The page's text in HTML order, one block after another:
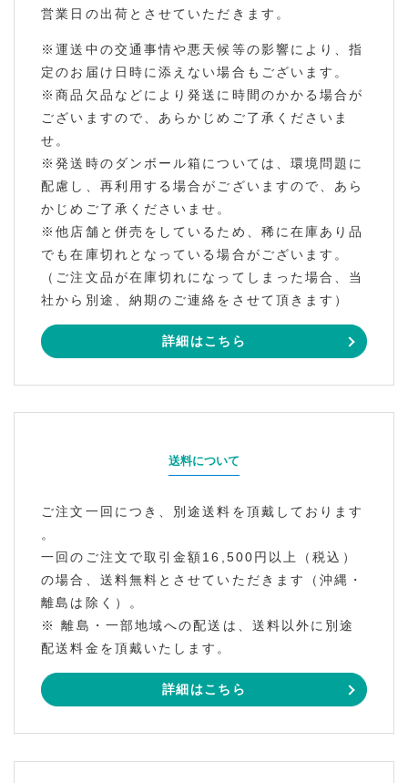
営業日の出荷とさせていただきます。
※運送中の交通事情や悪天候等の影響により、指
定のお届け日時に添えない場合もございます。
※商品欠品などにより発送に時間のかかる場合が
ございますので、あらかじめご了承くださいま
せ。
※発送時のダンボール箱については、環境問題に
配慮し、再利用する場合がございますので、あら
かじめご了承くださいませ。
※他店舗と併売をしているため、稀に在庫あり品
でも在庫切れとなっている場合がございます。
（ご注文品が在庫切れになってしまった場合、当
社から別途、納期のご連絡をさせて頂きます）
詳細はこちら
送料について
ご注文一回につき、別途送料を頂戴しております
。
一回のご注文で取引金額16,500円以上（税込）
の場合、送料無料とさせていただきます（沖縄・
離島は除く）。
※ 離島・一部地域への配送は、送料以外に別途
配送料金を頂戴いたします。
詳細はこちら